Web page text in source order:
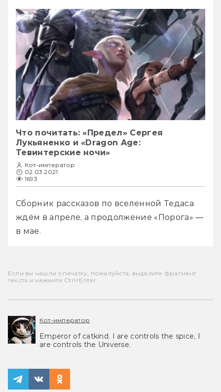
Что почитать: «Предел» Сергея
Лукьяненко и «Dragon Age:
Тевинтерские ночи»
Кот-император
02.03.2021
1693
Сборник рассказов по вселенной Тедаса
ждём в апреле, а продолжение «Порога» —
в мае.
Если вы нашли опечатку, пожалуйста, выделите фрагмент
текста и нажмите Ctrl+Enter.
Кот-император
Emperor of catkind. I are controls the spice, I
are controls the Universe.